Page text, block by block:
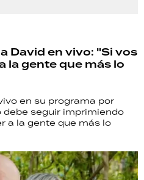
David en vivo: "Si vos
la gente que más lo
en su programa por
debe seguir imprimiendo
a la gente que más lo